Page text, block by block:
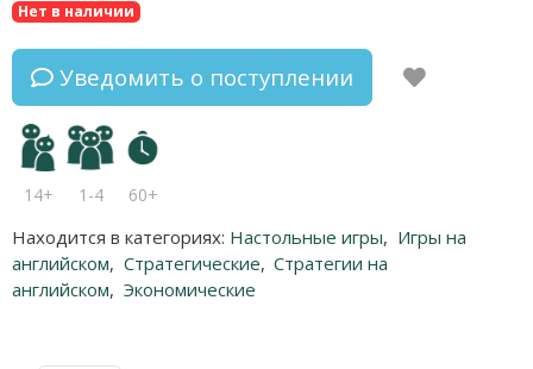
Нет в наличии
Уведомить о поступлении
14+ 1-4 60+
Находится в категориях: Настольные игры, Игры на
английском, Стратегические, Стратегии на
английском, Экономические